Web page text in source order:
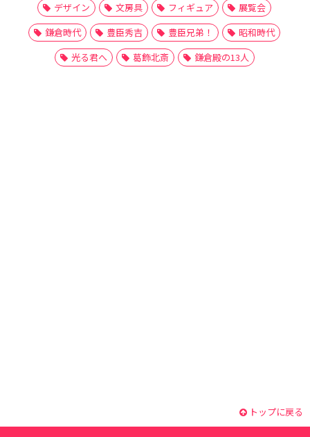
デザイン
文房具 フィギュア
展覧会
鎌倉時代
豊臣秀吉 豊臣兄弟！
昭和時代
光る君へ
葛飾北斎 鎌倉殿の13人
トップに戻る